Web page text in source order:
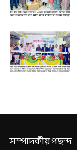
সম্পাদকীয় পছন্দ